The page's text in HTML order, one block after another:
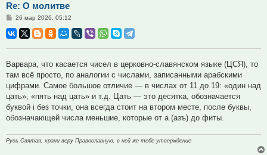
Re: О молитве
Сообщение
26 мар 2026, 05:12
Варвара, что касается чисел в церковно-славянском языке (ЦСЯ), то
там всё просто, по аналогии с числами, записанными арабскими
цифрами. Самое большое отличие — в числах от 11 до 19: «один над
цать», «пять над цать» и т.д. Цать — это десятка, обозначается
буквой i без точки, она всегда стоит на втором месте, после буквы,
обозначающей числа меньшие, которые от а (азъ) до фиты.
Русь Святая, храни веру Православную, в ней же тебе утверждение